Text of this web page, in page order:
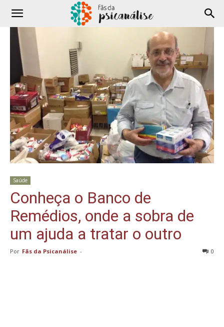
Saúde
Conheça o Banco de
Remédios, onde a sobra de
um ajuda a tratar o outro
Por Fãs da Psicanálise - 0